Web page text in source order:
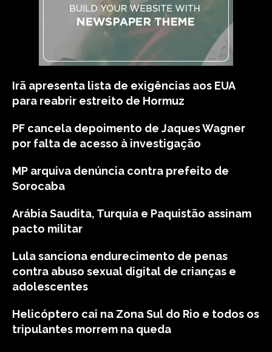
Irã apresenta lista de exigências aos EUA
para reabrir estreito de Hormuz
PF cancela depoimento de Jaques Wagner
por falta de acesso à investigação
MP arquiva denúncia contra prefeito de
Sorocaba
Arábia Saudita, Turquia e Paquistão assinam
pacto militar
Lula sanciona endurecimento de penas
contra abuso sexual digital de crianças e
adolescentes
Helicóptero cai na Zona Sul do Rio e todos os
tripulantes morrem na queda